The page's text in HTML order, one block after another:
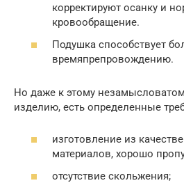
корректируют осанку и
кровообращение.
Подушка способствует
времяпрепровождению.
Но даже к этому
изделию, есть определенные
изготовление из
материалов, хорошо
отсутствие скольжения;